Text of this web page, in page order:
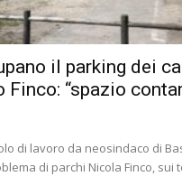
il parking dei
Finco: “spazio
di lavoro da neosindaco di
di parchi Nicola Finco, sui